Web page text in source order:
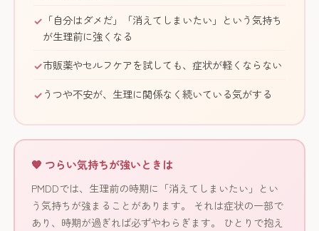
「自分はダメだ」「消えてしまいたい」という気持ち
が生理前に強くなる
市販薬やセルフケアを試しても、症状が軽くならない
うつや不安が、生理に関係なく続いている気がする
🧡 つらい気持ちが強いときは
PMDDでは、生理前の時期に「消えてしまいたい」とい
う気持ちが強まることがあります。 それは症状の一部で
あり、時期が過ぎれば必ずやわらぎます。 ひとりで抱え